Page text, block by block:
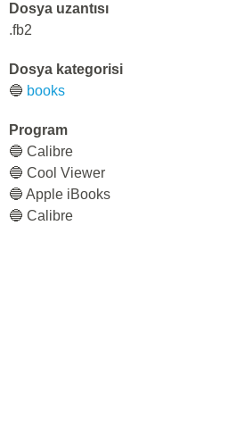
Dosya uzantısı
.fb2
Dosya kategorisi
🔵 books
Program
🔵 Calibre
🔵 Cool Viewer
🔵 Apple iBooks
🔵 Calibre